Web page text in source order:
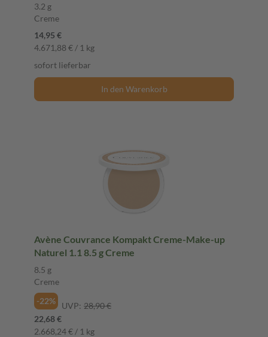
3.2 g
Creme
14,95 €
4.671,88 € / 1 kg
sofort lieferbar
In den Warenkorb
Avène Couvrance Kompakt Creme-Make-up
Naturel 1.1 8.5 g Creme
8.5 g
Creme
-22%
UVP: 28,90 €
22,68 €
2.668,24 € / 1 kg